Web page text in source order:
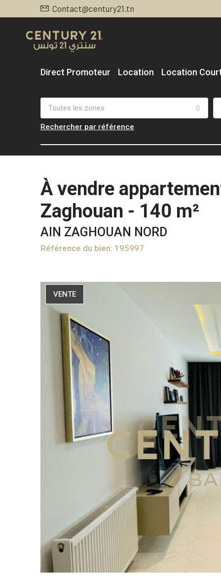
Contact@century21.tn
Direct Promoteur Location Location
Toutes les zones
Rechercher par référence
À vendre
Zaghouan - 140 m²
AIN ZAGHOUAN NORD
Référence du bien: 195997
VENTE